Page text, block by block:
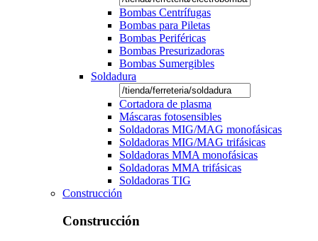
Bombas Centrífugas
Bombas para Piletas
Bombas Periféricas
Bombas Presurizadoras
Bombas Sumergibles
Soldadura
Cortadora de plasma
Máscaras fotosensibles
Soldadoras MIG/MAG monofásicas
Soldadoras MIG/MAG trifásicas
Soldadoras MMA monofásicas
Soldadoras MMA trifásicas
Soldadoras TIG
Construcción
Construcción